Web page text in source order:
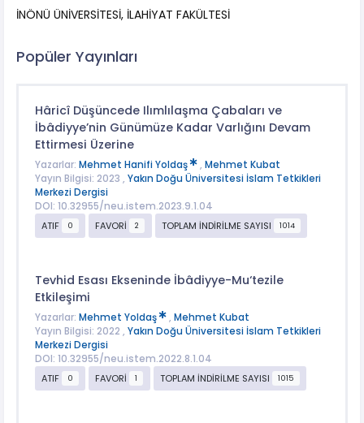
İNÖNÜ ÜNİVERSİTESİ, İLAHİYAT FAKÜLTESİ
Popüler Yayınları
Hâricî Düşüncede Ilımlılaşma Çabaları ve
İbâdiyye’nin Günümüze Kadar Varlığını Devam
Ettirmesi Üzerine
Yazarlar: Mehmet Hanifi Yoldaş , Mehmet Kubat
Yayın Bilgisi: 2023 , Yakın Doğu Üniversitesi İslam Tetkikleri
Merkezi Dergisi
DOI: 10.32955/neu.istem.2023.9.1.04
ATIF
0 FAVORİ 2 TOPLAM İNDİRİLME SAYISI 1014
Tevhid Esası Ekseninde İbâdiyye-Mu‘tezile
Etkileşimi
Yazarlar: Mehmet Yoldaş , Mehmet Kubat
Yayın Bilgisi: 2022 , Yakın Doğu Üniversitesi İslam Tetkikleri
Merkezi Dergisi
DOI: 10.32955/neu.istem.2022.8.1.04
ATIF
0 FAVORİ 1 TOPLAM İNDİRİLME SAYISI 1015